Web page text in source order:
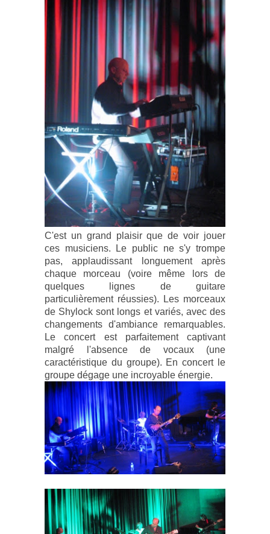
C'est un grand plaisir que de voir jouer
ces musiciens. Le public ne s'y trompe
pas, applaudissant longuement après
chaque morceau (voire même lors de
quelques lignes de guitare
particulièrement réussies). Les morceaux
de Shylock sont longs et variés, avec des
changements d'ambiance remarquables.
Le concert est parfaitement captivant
malgré l'absence de vocaux (une
caractéristique du groupe). En concert le
groupe dégage une incroyable énergie.